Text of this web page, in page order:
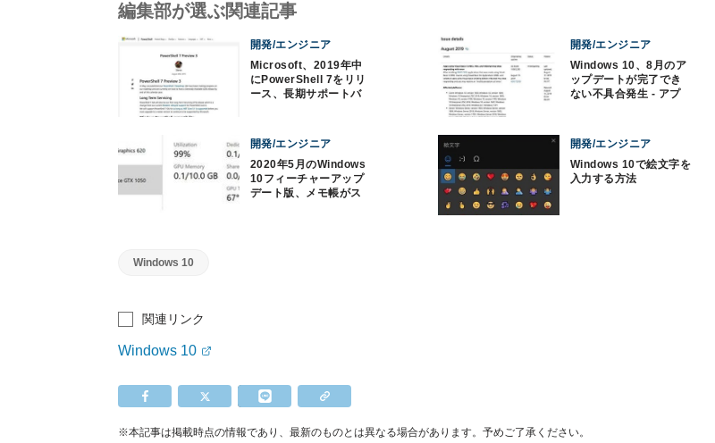
編集部が選ぶ関連記事
開発/エンジニア
Microsoft、2019年中
にPowerShell 7をリリ
ース、長期サポートバ
開発/エンジニア
Windows 10、8月のア
ップデートが完了でき
ない不具合発生 - アプ
開発/エンジニア
2020年5月のWindows
10フィーチャーアップ
デート版、メモ帳がス
開発/エンジニア
Windows 10で絵文字を
入力する方法
Windows 10
関連リンク
Windows 10
※本記事は掲載時点の情報であり、最新のものとは異なる場合があります。予めご了承ください。